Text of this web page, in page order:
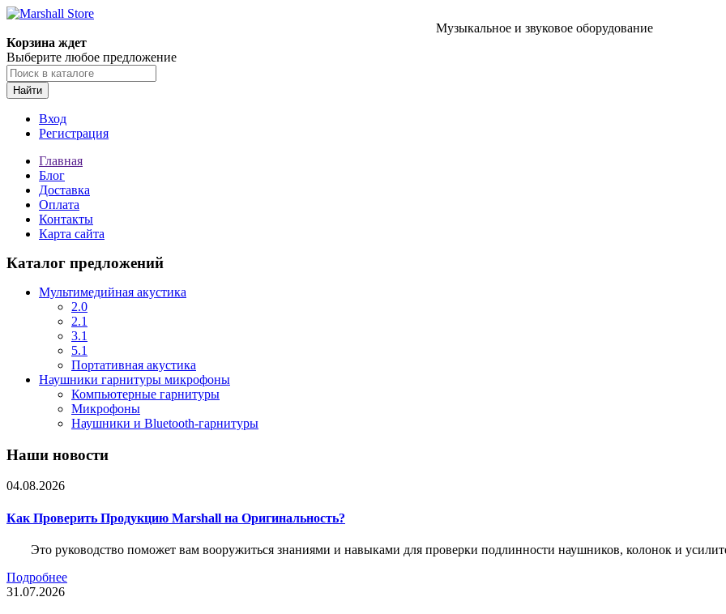
Музыкальное и звуковое оборудование
Корзина ждет
Выберите любое предложение
Найти
Вход
Регистрация
Главная
Блог
Доставка
Оплата
Контакты
Карта сайта
Каталог предложений
Мультимедийная акустика
2.0
2.1
3.1
5.1
Портативная акустика
Наушники гарнитуры микрофоны
Компьютерные гарнитуры
Микрофоны
Наушники и Bluetooth-гарнитуры
Наши новости
04.08.2026
Как Проверить Продукцию Marshall на Оригинальность?
Это руководство поможет вам вооружиться знаниями и навыками для проверки подлинности наушников, колонок и
Подробнее
31.07.2026